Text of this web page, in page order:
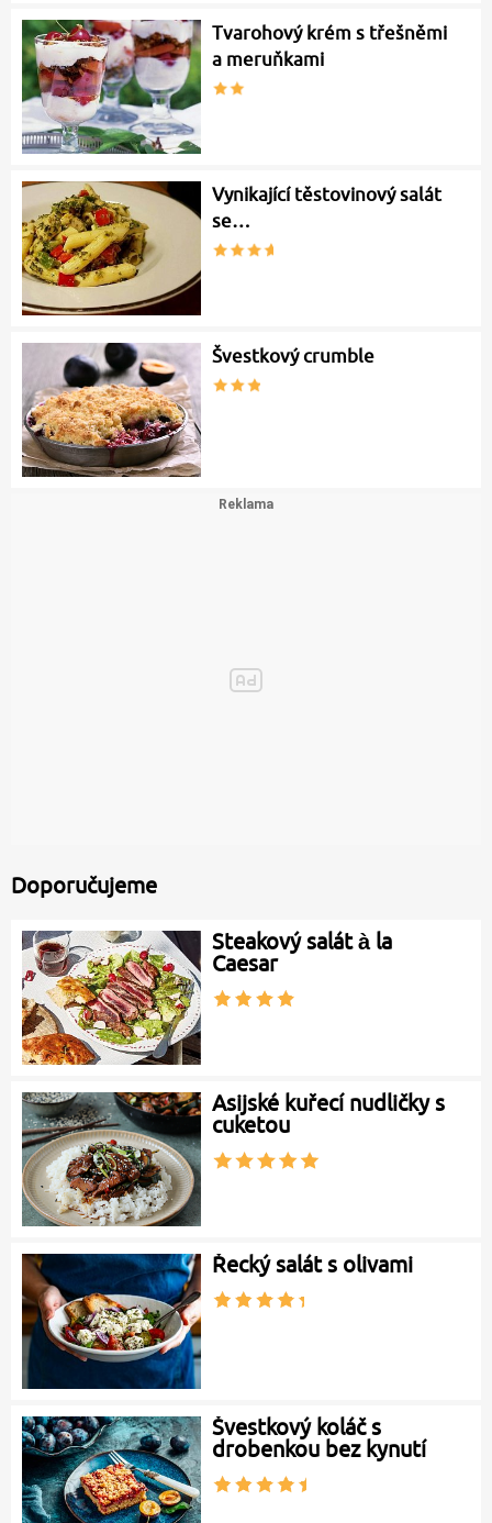
Tvarohový krém s třešněmi
a meruňkami
Vynikající těstovinový salát
se…
Švestkový crumble
Doporučujeme
Steakový salát à la
Caesar
Asijské kuřecí nudličky s
cuketou
Řecký salát s olivami
Švestkový koláč s
drobenkou bez kynutí